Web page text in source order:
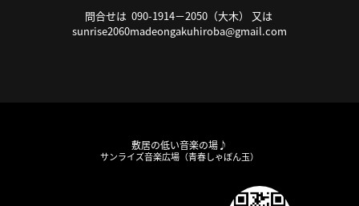
問合せは 090-1914－2050（大木） 又は
sunrise2060madeongakuhiroba@gmail.com
敷居の低い音楽の場♪
サンライズ音楽広場（青春しゃぼん玉）